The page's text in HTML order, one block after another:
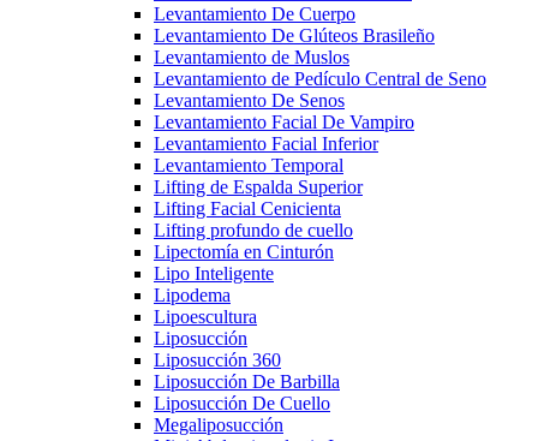
Levantamiento De Cuerpo
Levantamiento De Glúteos Brasileño
Levantamiento de Muslos
Levantamiento de Pedículo Central de Seno
Levantamiento De Senos
Levantamiento Facial De Vampiro
Levantamiento Facial Inferior
Levantamiento Temporal
Lifting de Espalda Superior
Lifting Facial Cenicienta
Lifting profundo de cuello
Lipectomía en Cinturón
Lipo Inteligente
Lipodema
Lipoescultura
Liposucción
Liposucción 360
Liposucción De Barbilla
Liposucción De Cuello
Megaliposucción